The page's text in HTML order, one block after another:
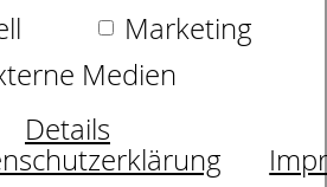
Marketing
Medien
Details